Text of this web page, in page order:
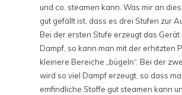
und co. steamen kann. Was mir an
gut gefällt ist, dass es drei Stufen zur
Bei der ersten Stufe erzeugt das Gerät
Dampf, so kann man mit der erhitzten
kleinere Bereiche „bügeln“. Bei der
wird so viel Dampf erzeugt, so dass
emfindliche Stoffe gut steamen kann